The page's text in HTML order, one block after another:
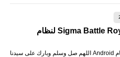
تنزيل Sigma Battle Royale Apk لنظام
تنزيل Sigma Battle Royale Apk لنظام Android اللهم صل وسلم وبارك على سيدنا